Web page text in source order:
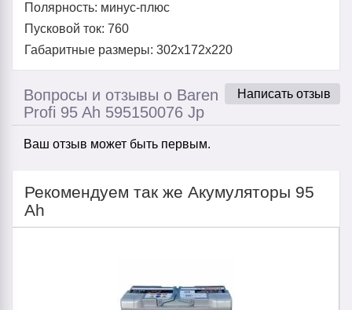
Полярность: минус-плюс
Пусковой ток: 760
Габаритные размеры: 302x172x220
Написать отзыв
Вопросы и отзывы о Baren
Profi 95 Ah 595150076 Jp
Ваш отзыв может быть первым.
Рекомендуем так же Акумуляторы 95
Ah